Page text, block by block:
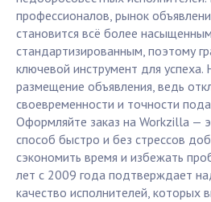
профессионалов, рынок
становится всё более
стандартизированным, поэтому
ключевой инструмент для успеха.
размещение объявления, ведь
своевременности и точности
Оформляйте заказ на Workzilla —
способ быстро и без стрессов
сэкономить время и избежать
лет с 2009 года подтверждает
качество исполнителей, которых